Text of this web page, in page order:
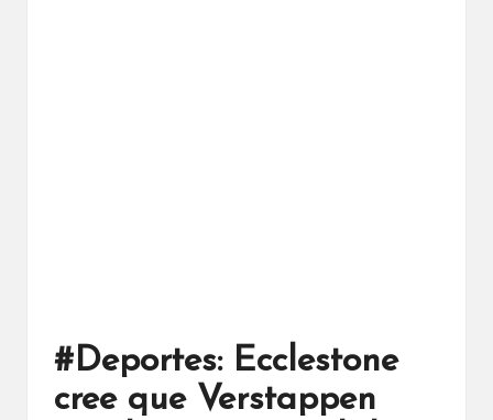
#Deportes: Ecclestone
cree que Verstappen